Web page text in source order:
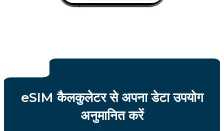
eSIM कैलकुलेटर से अपना डेटा उपयोग
अनुमानित करें